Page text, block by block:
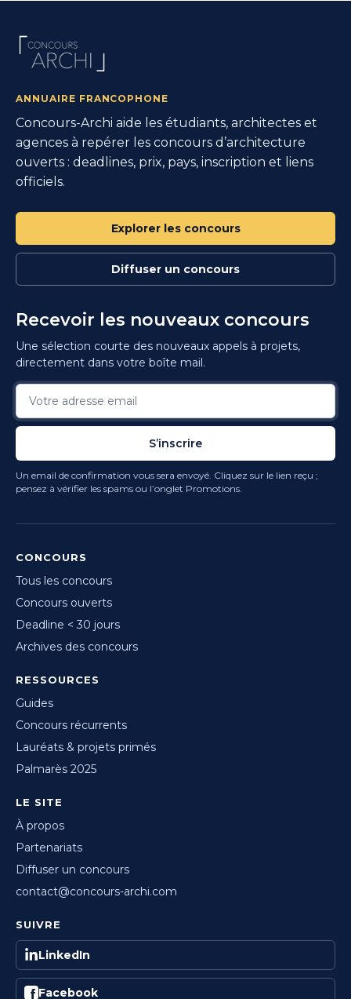
ANNUAIRE FRANCOPHONE
Concours-Archi aide les étudiants, architectes et
agences à repérer les concours d’architecture
ouverts : deadlines, prix, pays, inscription et liens
officiels.
Explorer les concours
Diffuser un concours
Recevoir les nouveaux concours
Une sélection courte des nouveaux appels à projets,
directement dans votre boîte mail.
S’inscrire
Un email de confirmation vous sera envoyé. Cliquez sur le lien reçu ;
pensez à vérifier les spams ou l’onglet Promotions.
CONCOURS
Tous les concours
Concours ouverts
Deadline < 30 jours
Archives des concours
RESSOURCES
Guides
Concours récurrents
Lauréats & projets primés
Palmarès 2025
LE SITE
À propos
Partenariats
Diffuser un concours
contact@concours-archi.com
SUIVRE
LinkedIn
Facebook